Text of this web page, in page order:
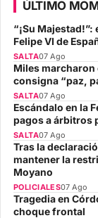
ÚLTIMO
“¡Su
Felipe VI de
SALTA07 Ago
Miles marcharon
consigna “paz,
SALTA07 Ago
Escándalo en la
pagos a árbitros
SALTA07 Ago
Tras la
mantener la
Moyano
POLICIALES07 Ago
Tragedia en
choque frontal